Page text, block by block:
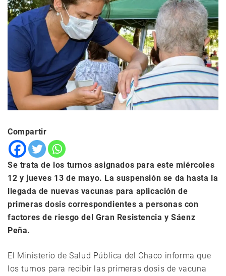
Compartir
Se trata de los turnos asignados para este miércoles
12 y jueves 13 de mayo. La suspensión se da hasta la
llegada de nuevas vacunas para aplicación de
primeras dosis correspondientes a personas con
factores de riesgo del Gran Resistencia y Sáenz
Peña.
El Ministerio de Salud Pública del Chaco informa que
los turnos para recibir las primeras dosis de vacuna